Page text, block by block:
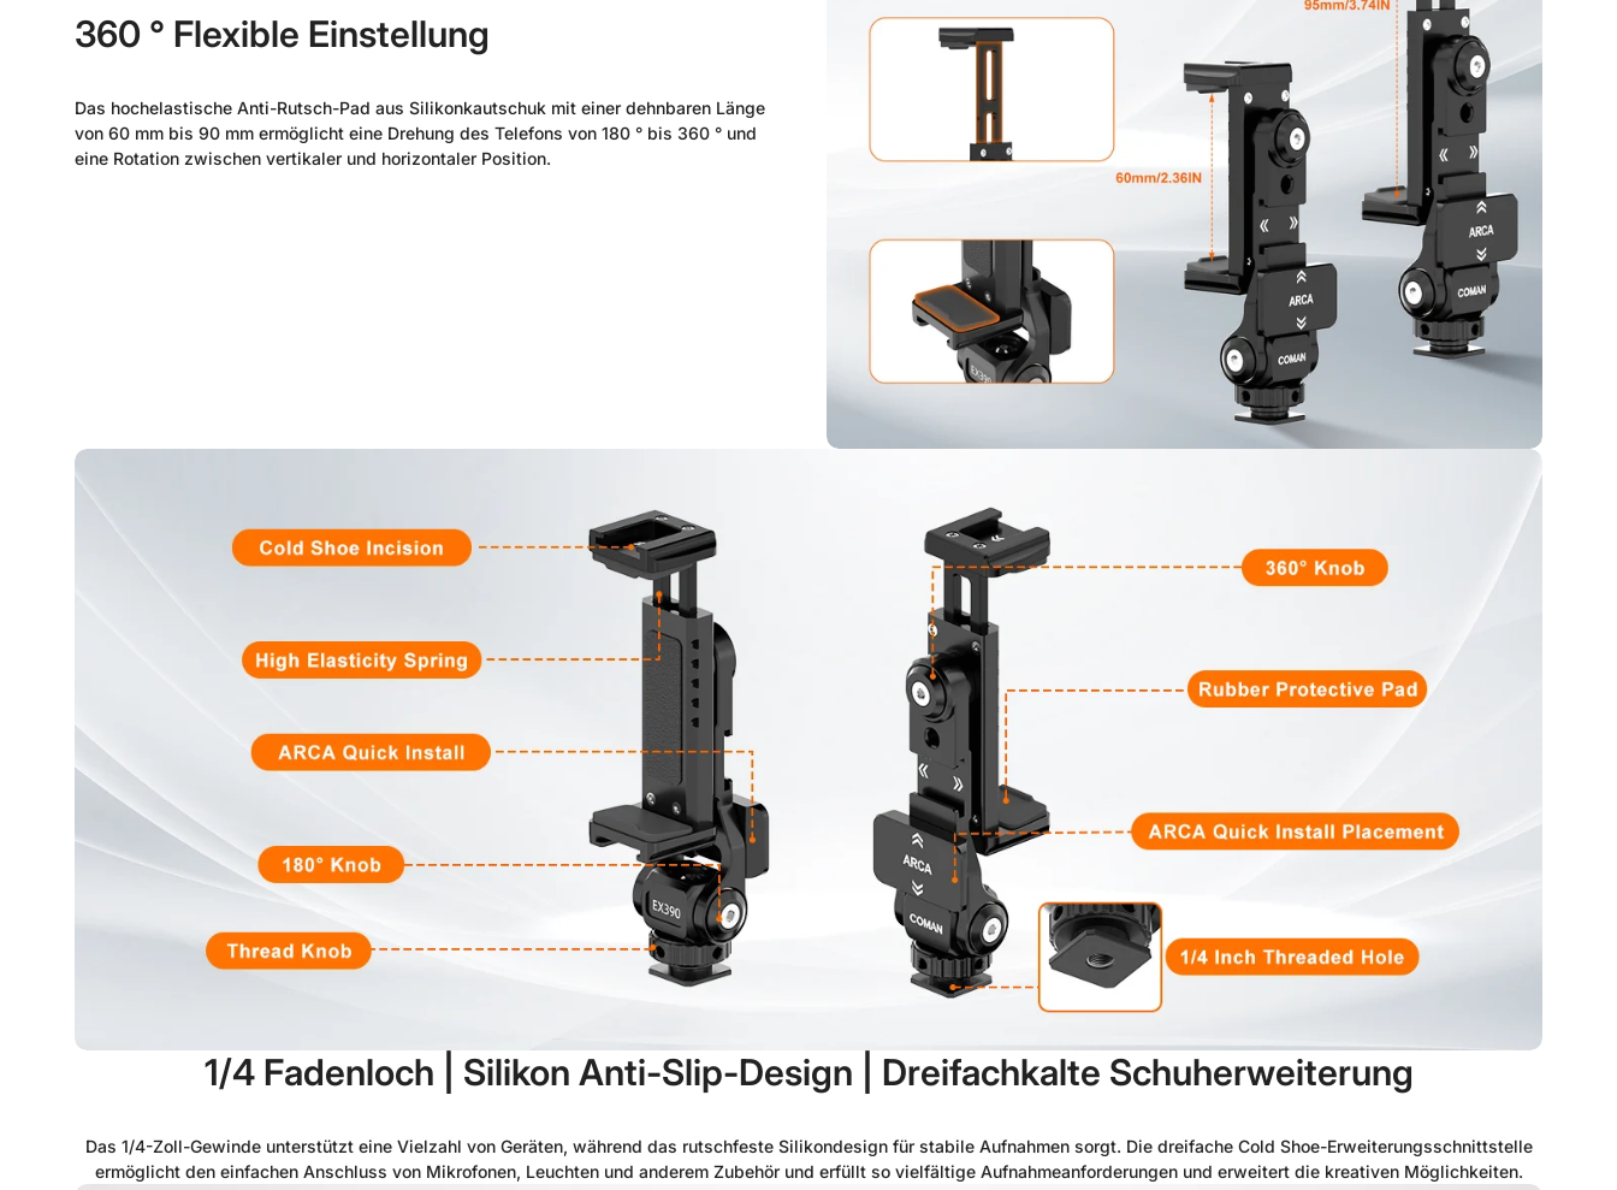
360 ° Flexible Einstellung
Das hochelastische Anti-Rutsch-Pad aus Silikonkautschuk mit einer dehnbaren Länge
von 60 mm bis 90 mm ermöglicht eine Drehung des Telefons von 180 ° bis 360 ° und
eine Rotation zwischen vertikaler und horizontaler Position.
1/4 Fadenloch | Silikon Anti-Slip-Design | Dreifachkalte Schuherweiterung
Das 1/4-Zoll-Gewinde unterstützt eine Vielzahl von Geräten, während das rutschfeste Silikondesign für stabile Aufnahmen sorgt. Die dreifache Cold Shoe-Erweiterungsschnittstelle
ermöglicht den einfachen Anschluss von Mikrofonen, Leuchten und anderem Zubehör und erfüllt so vielfältige Aufnahmeanforderungen und erweitert die kreativen Möglichkeiten.